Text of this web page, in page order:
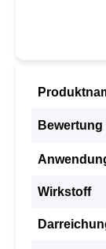
Bewertung
Wirkstoff